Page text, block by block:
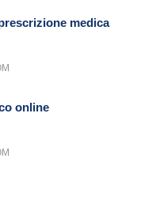
medica
online